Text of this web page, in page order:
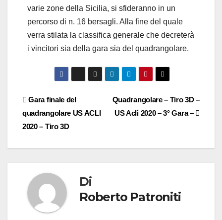
varie zone della Sicilia, si sfideranno in un
percorso di n. 16 bersagli. Alla fine del quale
verra stilata la classifica generale che decreterà
i vincitori sia della gara sia del quadrangolare.
Quadrangolare – Tiro 3D –
US Acli 2020 – 3° Gara –
Gara finale del
quadrangolare US ACLI
2020 – Tiro 3D
Di
Roberto Patroniti